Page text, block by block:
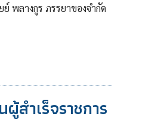
พลางกูร ภรรยาของจำกัด
สำเร็จราชการ